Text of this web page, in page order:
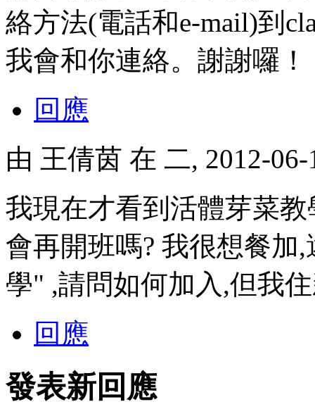
絡方法(電話和e-mail)到
我會和你連絡。謝謝囉！
回應
由 王倩茵 在 二, 2012-
我現在才看到活體芽菜
會再開班嗎? 我很想餐加
學" ,請問如何加入,但我
回應
發表新回應